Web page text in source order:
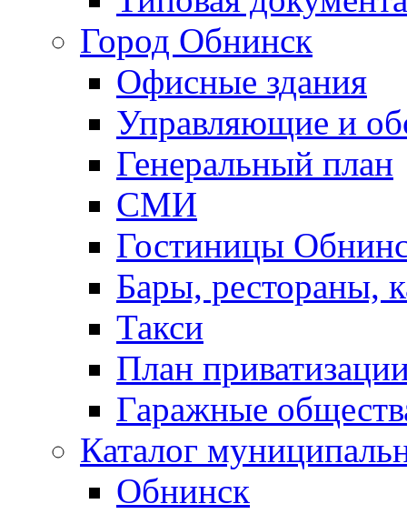
Город Обнинск
Офисные здания
Управляющие и
Генеральный план
СМИ
Гостиницы
Бары, рестораны,
Такси
План
Гаражные
Каталог
Обнинск